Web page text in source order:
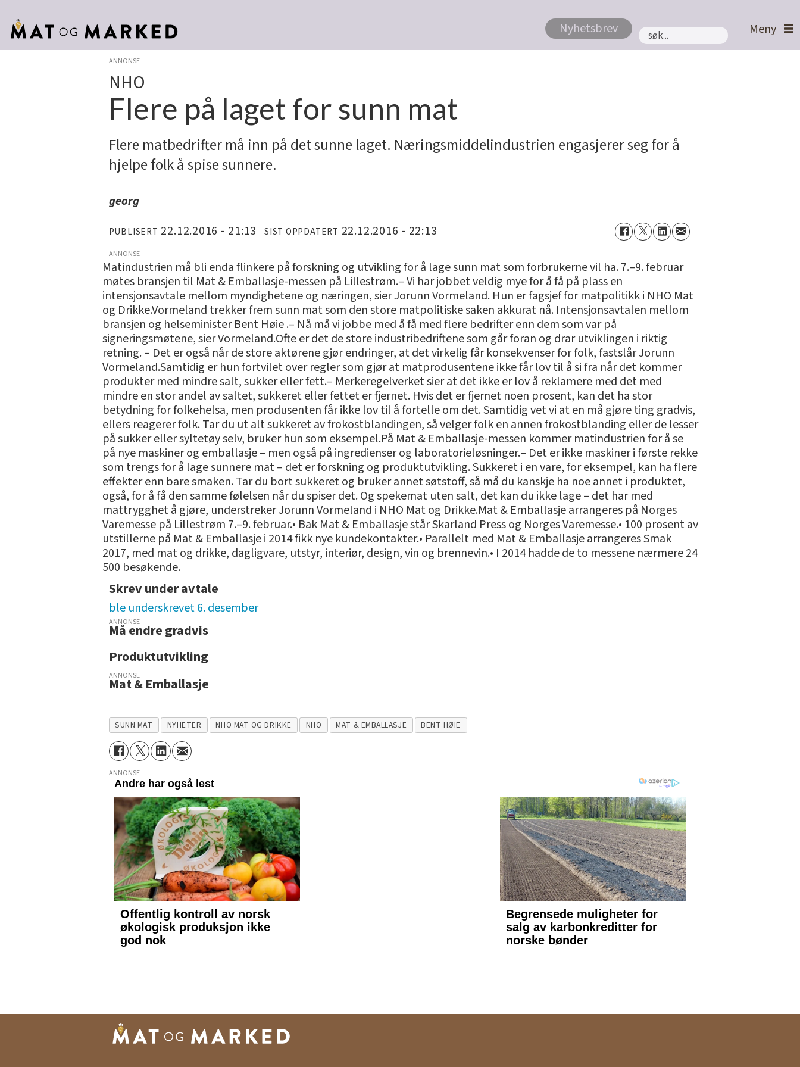
Nyhetsbrev
Søk
ANNONSE
NHO
Flere på laget for sunn mat
Flere matbedrifter må inn på det sunne laget. Næringsmiddelindustrien engasjerer seg for å
hjelpe folk å spise sunnere.
georg
PUBLISERT 22.12.2016 - 21:13 SIST OPPDATERT 22.12.2016 - 22:13
ANNONSE
Matindustrien må bli enda flinkere på forskning og utvikling for å lage sunn mat som forbrukerne vil ha. 7.–9. februar
møtes bransjen til Mat & Emballasje-messen på Lillestrøm.– Vi har jobbet veldig mye for å få på plass en
intensjonsavtale mellom myndighetene og næringen, sier Jorunn Vormeland. Hun er fagsjef for matpolitikk i NHO Mat
og Drikke.Vormeland trekker frem sunn mat som den store matpolitiske saken akkurat nå. Intensjonsavtalen mellom
bransjen og helseminister Bent Høie .– Nå må vi jobbe med å få med flere bedrifter enn dem som var på
signeringsmøtene, sier Vormeland.Ofte er det de store industribedriftene som går foran og drar utviklingen i riktig
retning. – Det er også når de store aktørene gjør endringer, at det virkelig får konsekvenser for folk, fastslår Jorunn
Vormeland.Samtidig er hun fortvilet over regler som gjør at matprodusentene ikke får lov til å si fra når det kommer
produkter med mindre salt, sukker eller fett.– Merkeregelverket sier at det ikke er lov å reklamere med det med
mindre en stor andel av saltet, sukkeret eller fettet er fjernet. Hvis det er fjernet noen prosent, kan det ha stor
betydning for folkehelsa, men produsenten får ikke lov til å fortelle om det. Samtidig vet vi at en må gjøre ting gradvis,
ellers reagerer folk. Tar du ut alt sukkeret av frokostblandingen, så velger folk en annen frokostblanding eller de lesser
på sukker eller syltetøy selv, bruker hun som eksempel.På Mat & Emballasje-messen kommer matindustrien for å se
på nye maskiner og emballasje – men også på ingredienser og laboratorieløsninger.– Det er ikke maskiner i første rekke
som trengs for å lage sunnere mat – det er forskning og produktutvikling. Sukkeret i en vare, for eksempel, kan ha flere
effekter enn bare smaken. Tar du bort sukkeret og bruker annet søtstoff, så må du kanskje ha noe annet i produktet,
også, for å få den samme følelsen når du spiser det. Og spekemat uten salt, det kan du ikke lage – det har med
mattrygghet å gjøre, understreker Jorunn Vormeland i NHO Mat og Drikke.Mat & Emballasje arrangeres på Norges
Varemesse på Lillestrøm 7.–9. februar.• Bak Mat & Emballasje står Skarland Press og Norges Varemesse.• 100 prosent av
utstillerne på Mat & Emballasje i 2014 fikk nye kundekontakter.• Parallelt med Mat & Emballasje arrangeres Smak
2017, med mat og drikke, dagligvare, utstyr, interiør, design, vin og brennevin.• I 2014 hadde de to messene nærmere 24
500 besøkende.
Skrev under avtale
ble underskrevet 6. desember
ANNONSE
Må endre gradvis
Produktutvikling
ANNONSE
Mat & Emballasje
SUNN MAT NYHETER NHO MAT OG DRIKKE NHO MAT & EMBALLASJE BENT HØIE
ANNONSE